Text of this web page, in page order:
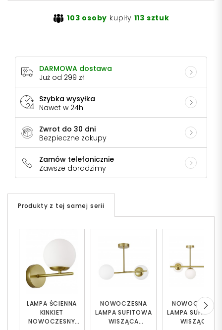
103 osoby kupiły 113 sztuk
DARMOWA dostawa
Już od 299 zł
Szybka wysyłka
Nawet w 24h
Zwrot do 30 dni
Bezpieczne zakupy
Zamów telefonicznie
Zawsze doradzimy
Produkty z tej samej serii
LAMPA ŚCIENNA
KINKIET
NOWOCZESNY
NOWOCZESNA
LAMPA SUFITOWA
WISZĄCA
NOWOCZESNA
LAMPA
WISZĄCA